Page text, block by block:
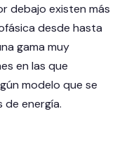
debajo existen más
desde hasta
gama muy
en las que
modelo que se
energía.